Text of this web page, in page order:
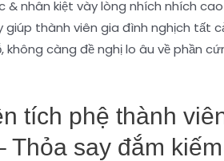
nhân kiệt vày lòng nhích nhích
thành viên gia đình nghịch tất
không càng đề nghị lo âu về phần
tích phệ thành
Thỏa say đắm